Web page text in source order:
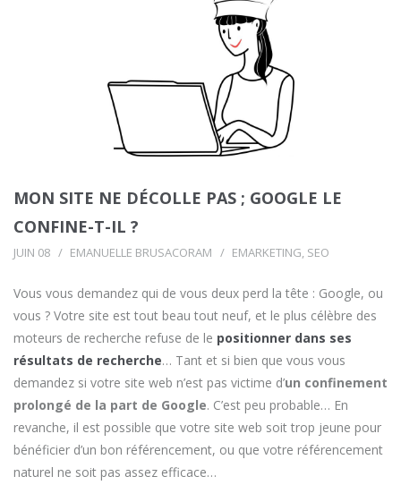
MON SITE NE DÉCOLLE PAS ; GOOGLE LE
CONFINE-T-IL ?
JUIN 08 EMANUELLE BRUSACORAM EMARKETING, SEO
Vous vous demandez qui de vous deux perd la tête : Google, ou
vous ? Votre site est tout beau tout neuf, et le plus célèbre des
moteurs de recherche refuse de le positionner dans ses
résultats de recherche… Tant et si bien que vous vous
demandez si votre site web n’est pas victime d’un confinement
prolongé de la part de Google. C’est peu probable… En
revanche, il est possible que votre site web soit trop jeune pour
bénéficier d’un bon référencement, ou que votre référencement
naturel ne soit pas assez efficace…